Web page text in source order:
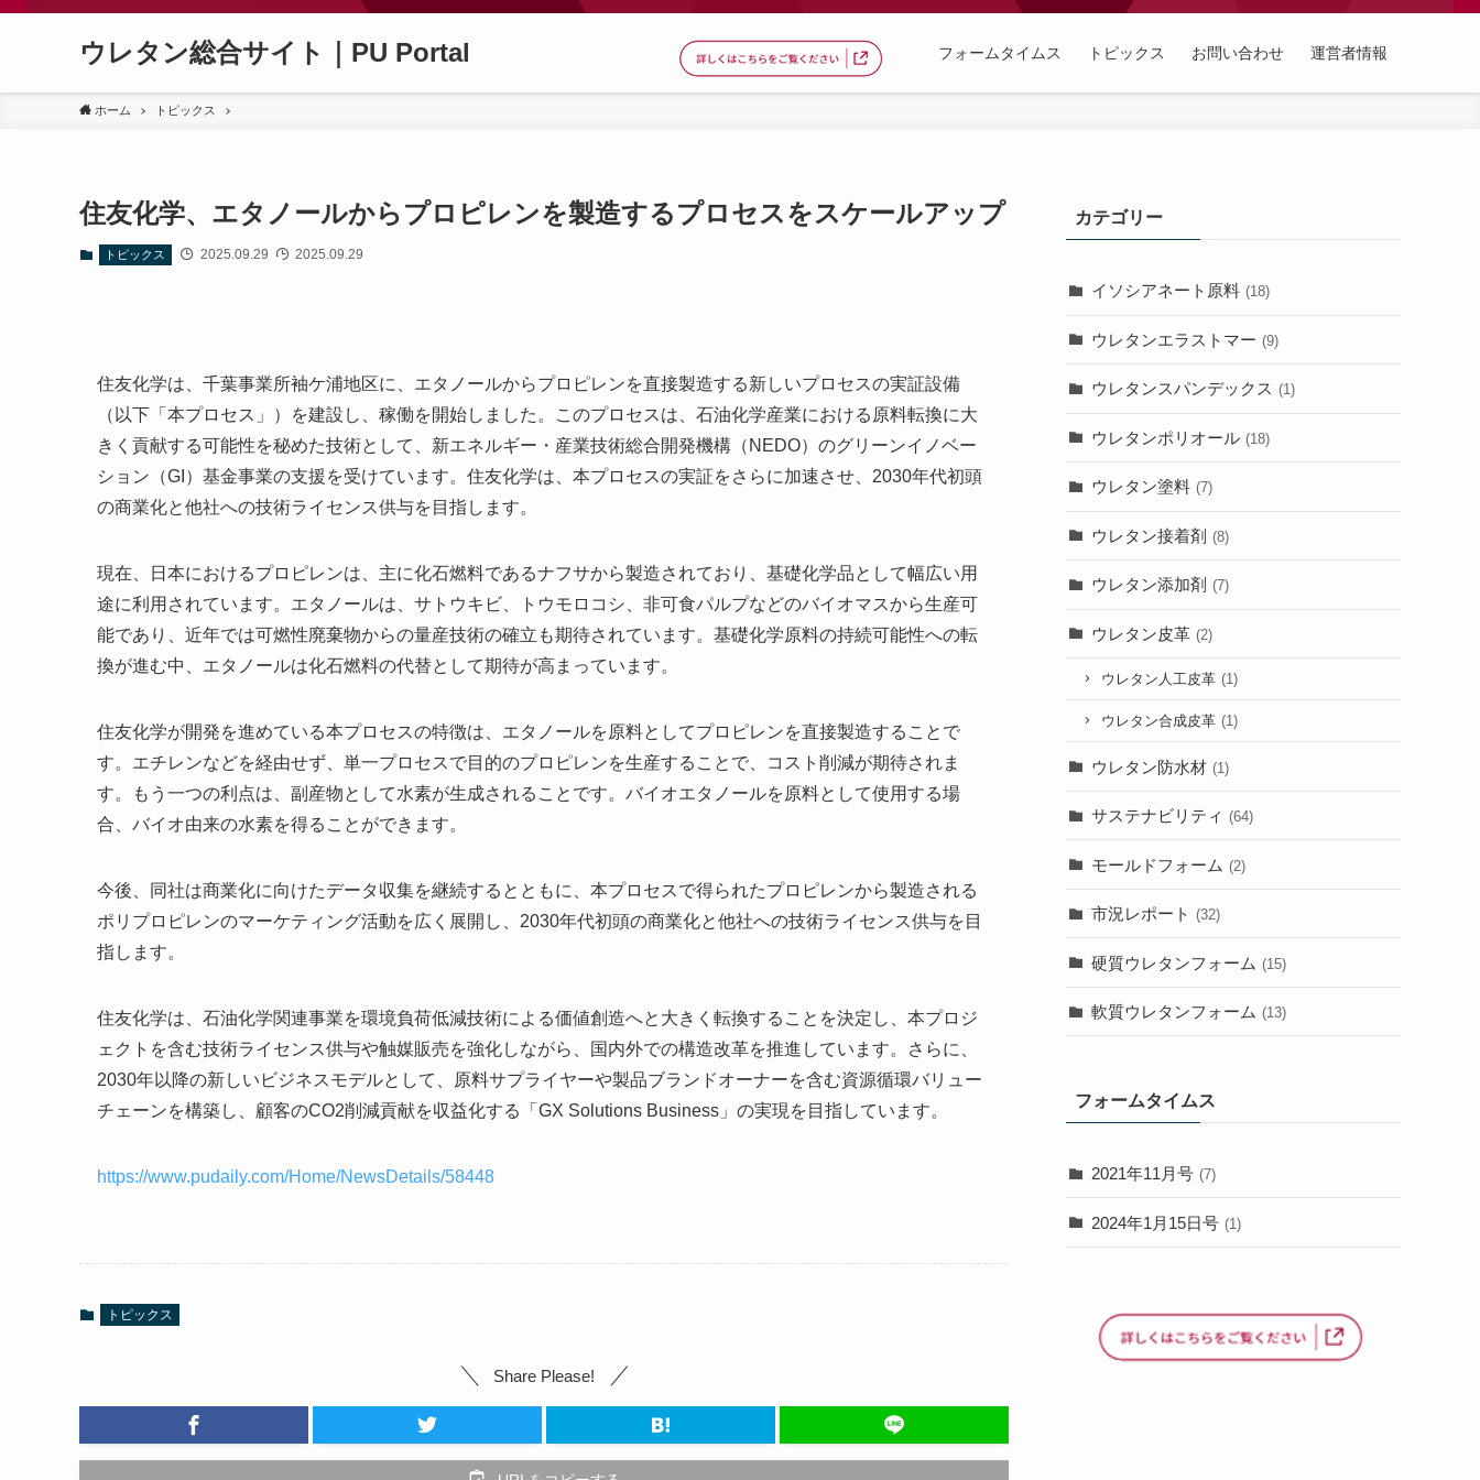
ウレタン総合サイト｜PU Portal フォームタイムス トピックス お問い合わせ 運営者情報
ホーム トピックス
住友化学、エタノールからプロピレンを製造するプロセスをスケールアップ
トピックス 2025.09.29 2025.09.29
住友化学は、千葉事業所袖ケ浦地区に、エタノールからプロピレンを直接製造する新しいプロセスの実証設備
（以下「本プロセス」）を建設し、稼働を開始しました。このプロセスは、石油化学産業における原料転換に大
きく貢献する可能性を秘めた技術として、新エネルギー・産業技術総合開発機構（NEDO）のグリーンイノベー
ション（GI）基金事業の支援を受けています。住友化学は、本プロセスの実証をさらに加速させ、2030年代初頭
の商業化と他社への技術ライセンス供与を目指します。
現在、日本におけるプロピレンは、主に化石燃料であるナフサから製造されており、基礎化学品として幅広い用
途に利用されています。エタノールは、サトウキビ、トウモロコシ、非可食パルプなどのバイオマスから生産可
能であり、近年では可燃性廃棄物からの量産技術の確立も期待されています。基礎化学原料の持続可能性への転
換が進む中、エタノールは化石燃料の代替として期待が高まっています。
住友化学が開発を進めている本プロセスの特徴は、エタノールを原料としてプロピレンを直接製造することで
す。エチレンなどを経由せず、単一プロセスで目的のプロピレンを生産することで、コスト削減が期待されま
す。もう一つの利点は、副産物として水素が生成されることです。バイオエタノールを原料として使用する場
合、バイオ由来の水素を得ることができます。
今後、同社は商業化に向けたデータ収集を継続するとともに、本プロセスで得られたプロピレンから製造される
ポリプロピレンのマーケティング活動を広く展開し、2030年代初頭の商業化と他社への技術ライセンス供与を目
指します。
住友化学は、石油化学関連事業を環境負荷低減技術による価値創造へと大きく転換することを決定し、本プロジ
ェクトを含む技術ライセンス供与や触媒販売を強化しながら、国内外での構造改革を推進しています。さらに、
2030年以降の新しいビジネスモデルとして、原料サプライヤーや製品ブランドオーナーを含む資源循環バリュー
チェーンを構築し、顧客のCO2削減貢献を収益化する「GX Solutions Business」の実現を目指しています。
https://www.pudaily.com/Home/NewsDetails/58448
トピックス
Share Please!
カテゴリー
イソシアネート原料 (18)
ウレタンエラストマー (9)
ウレタンスパンデックス (1)
ウレタンポリオール (18)
ウレタン塗料 (7)
ウレタン接着剤 (8)
ウレタン添加剤 (7)
ウレタン皮革 (2)
ウレタン人工皮革 (1)
ウレタン合成皮革 (1)
ウレタン防水材 (1)
サステナビリティ (64)
モールドフォーム (2)
市況レポート (32)
硬質ウレタンフォーム (15)
軟質ウレタンフォーム (13)
フォームタイムス
2021年11月号 (7)
2024年1月15日号 (1)